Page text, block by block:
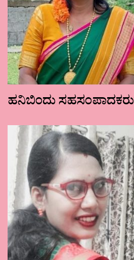
ಹನಿಬಿಂದು ಸಹಸಂಪಾದಕರು